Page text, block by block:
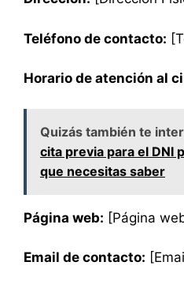
Teléfono de contacto:
Horario de atención al
Quizás también te
cita previa para el DNI
que necesitas saber
Página web: [Página
Email de contacto: